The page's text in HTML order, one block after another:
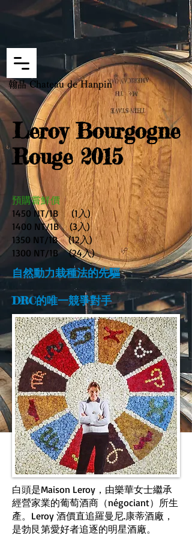
翰品 Chateau de Hanpin
Leroy Bourgogne
Rouge 2015
預購嘗鮮價
1450 NT/1B (1入)
1400 NT/1B (3入)
1350 NT/1B (12入)
1300 NT/1B (24入)
自然動力栽種法的先驅
DRC的唯一競爭對手
白頭是Maison Leroy，由樂華女士繼承
經營家業的葡萄酒商（négociant）所生
產。Leroy 酒價直追羅曼尼.康蒂酒廠，
是勃艮第愛好者追逐的明星酒廠。